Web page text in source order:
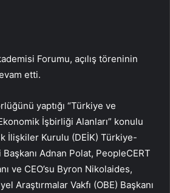
Forumu, açılış töreninin
etti.
yaptığı “Türkiye ve
İşbirliği Alanları” konulu
İlişkiler Kurulu (DEİK) Türkiye-
Adnan Polat, PeopleCERT
ve CEO’su Byron Nikolaides,
Araştırmalar Vakfı (OBE) Başkanı